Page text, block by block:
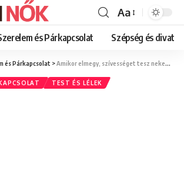
Font
Resizer
Aa
és Párkapcsolat Szépség és divat
és Párkapcsolat >Amikor elmegy, szívességet tesz neked – így lépj tovább
TEST ÉS LÉLEK